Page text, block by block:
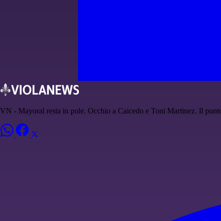
VN - Mayoral resta in pole. Occhio a Caicedo e Toni Martinez. Il